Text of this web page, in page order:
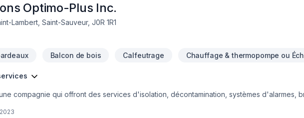
Optimo-Plus Inc.
Lambert, Saint-Sauveur, J0R 1R1
Balcon de bois Calfeutrage Chauffage & thermopompe ou
compagnie qui offront des services d'isolation, décontamination, systèmes d'alarmes,
2023